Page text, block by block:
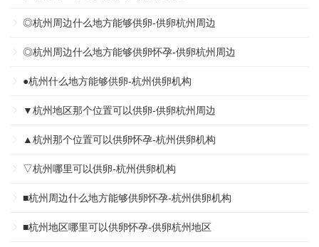
◎杭州周边什么地方能够供卵-供卵杭州周边
◎杭州周边什么地方能够供卵怀孕-供卵杭州周边
●杭州什么地方能够供卵-杭州供卵机构
▼杭州地区那个位置可以供卵-供卵杭州周边
▲杭州那个位置可以供卵怀孕-杭州供卵机构
▽杭州哪里可以供卵-杭州供卵机构
■杭州周边什么地方能够供卵怀孕-杭州供卵机构
■杭州地区哪里可以供卵怀孕-供卵杭州地区